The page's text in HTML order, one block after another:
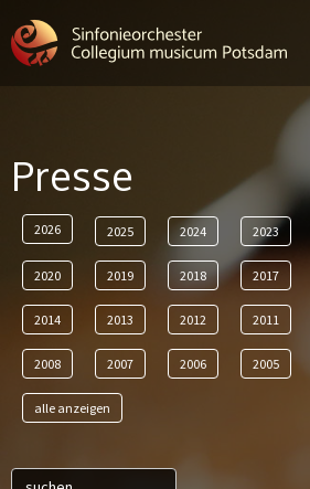
Presse
2026 2025 2024 2023
2020 2019 2018 2017
2014 2013 2012 2011
2008 2007 2006 2005
alle anzeigen